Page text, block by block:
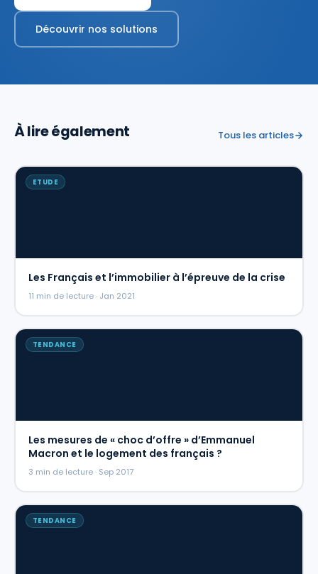
Découvrir nos solutions
À lire également Tous les articles
ETUDE
Les Français et l’immobilier à l’épreuve de la crise
11 min de lecture · Jan 2021
TENDANCE
Les mesures de « choc d’offre » d’Emmanuel
Macron et le logement des français ?
3 min de lecture · Sep 2017
TENDANCE